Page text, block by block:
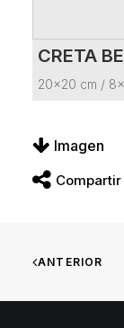
CRETA
20x20 cm /
Imagen
Compartir
ANTERIOR